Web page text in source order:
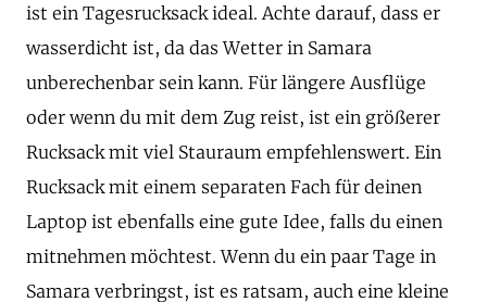
ist ein Tagesrucksack ideal. Achte darauf, dass er
wasserdicht ist, da das Wetter in Samara
unberechenbar sein kann. Für längere Ausflüge
oder wenn du mit dem Zug reist, ist ein größerer
Rucksack mit viel Stauraum empfehlenswert. Ein
Rucksack mit einem separaten Fach für deinen
Laptop ist ebenfalls eine gute Idee, falls du einen
mitnehmen möchtest. Wenn du ein paar Tage in
Samara verbringst, ist es ratsam, auch eine kleine